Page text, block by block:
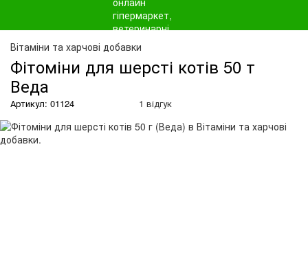
Вітаміни та харчові добавки
Фітоміни для шерсті котів 50 т
Веда
Артикул: 01124 1 відгук